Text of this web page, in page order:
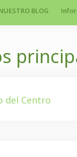
BLOG
del Centro